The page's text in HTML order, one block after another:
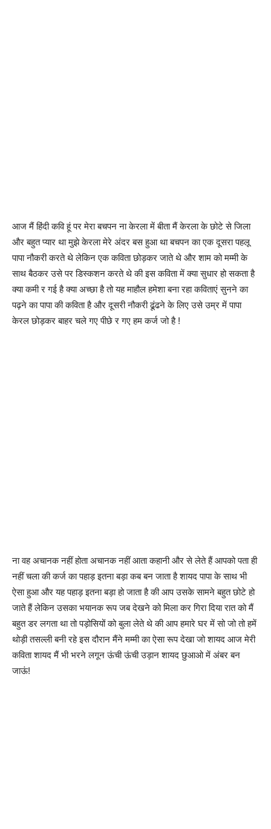
आज मैं हिंदी कवि हूं पर मेरा बचपन ना केरला में बीता मैं केरला के छोटे से जिला
और बहुत प्यार था मुझे केरला मेरे अंदर बस हुआ था बचपन का एक दूसरा पहलू
पापा नौकरी करते थे लेकिन एक कविता छोड़कर जाते थे और शाम को मम्मी के
साथ बैठकर उसे पर डिस्कशन करते थे की इस कविता में क्या सुधार हो सकता है
क्या कमी र गई है क्या अच्छा है तो यह माहौल हमेशा बना रहा कविताएं सुनने का
पढ़ने का पापा की कविता है और दूसरी नौकरी ढूंढने के लिए उसे उम्र में पापा
केरल छोड़कर बाहर चले गए पीछे र गए हम कर्ज जो है !
ना वह अचानक नहीं होता अचानक नहीं आता कहानी और से लेते हैं आपको पता ही
नहीं चला की कर्ज का पहाड़ इतना बड़ा कब बन जाता है शायद पापा के साथ भी
ऐसा हुआ और यह पहाड़ इतना बड़ा हो जाता है की आप उसके सामने बहुत छोटे हो
जाते हैं लेकिन उसका भयानक रूप जब देखने को मिला कर गिरा दिया रात को मैं
बहुत डर लगता था तो पड़ोसियों को बुला लेते थे की आप हमारे घर में सो जो तो हमें
थोड़ी तसल्ली बनी रहे इस दौरान मैंने मम्मी का ऐसा रूप देखा जो शायद आज मेरी
कविता शायद मैं भी भरने लगून ऊंची ऊंची उड़ान शायद छुआओ में अंबर बन
जाऊं!